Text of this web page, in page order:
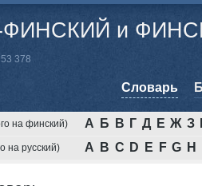
и
378
Cловарь
на финский) А Б В Г Д Е Ж З
на русский) A B C D E F G H